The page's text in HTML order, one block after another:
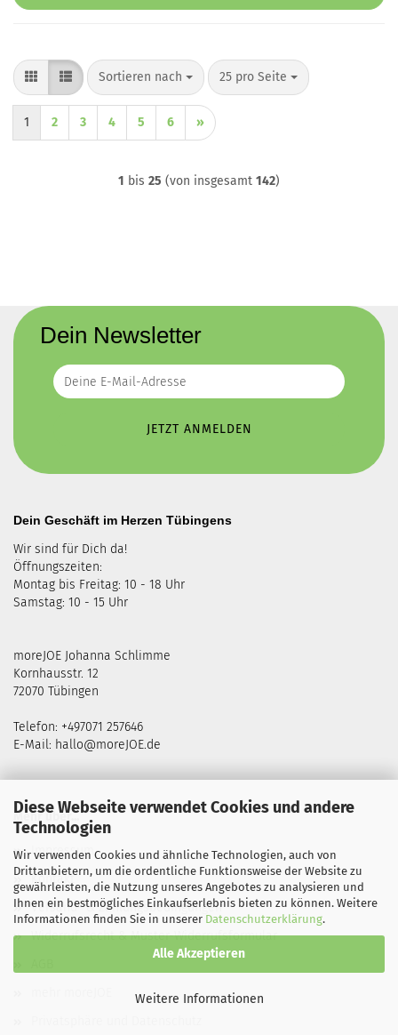
Diese Webseite verwendet Cookies und andere
Technologien
Wir verwenden Cookies und ähnliche Technologien, auch von
Drittanbietern, um die ordentliche Funktionsweise der Website zu
gewährleisten, die Nutzung unseres Angebotes zu analysieren und
Ihnen ein bestmögliches Einkaufserlebnis bieten zu können. Weitere
Informationen finden Sie in unserer Datenschutzerklärung.
Alle Akzeptieren
Weitere Informationen
Sortieren nach
Sortieren nach 25 pro Seite
pro Seite
1 2 3 4 5 6 »
1 bis 25 (von insgesamt 142)
Dein Newsletter
Dein Geschäft im Herzen Tübingens
Wir sind für Dich da!
Öffnungszeiten:
Montag bis Freitag: 10 - 18 Uhr
Samstag: 10 - 15 Uhr
moreJOE Johanna Schlimme
Kornhausstr. 12
72070 Tübingen
Telefon: +497071 257646
E-Mail: hallo@moreJOE.de
Mehr über...
Impressum
Kontakt
Versand- & Zahlungsbedingungen
Widerrufsrecht & Muster-Widerrufsformular